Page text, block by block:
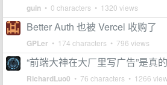
guin • 0 characters • 1320 views
Better Auth 也被 Vercel 收购了
GPLer • 174 characters • 796 views
“前端大神在大厂里写广告”是真的
RichardLuo0 • 76 characters • 1266